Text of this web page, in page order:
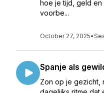
hoe je tijd, geld
voorbe...
October 27, 2025•
Spanje als
Zon op je gezicht,